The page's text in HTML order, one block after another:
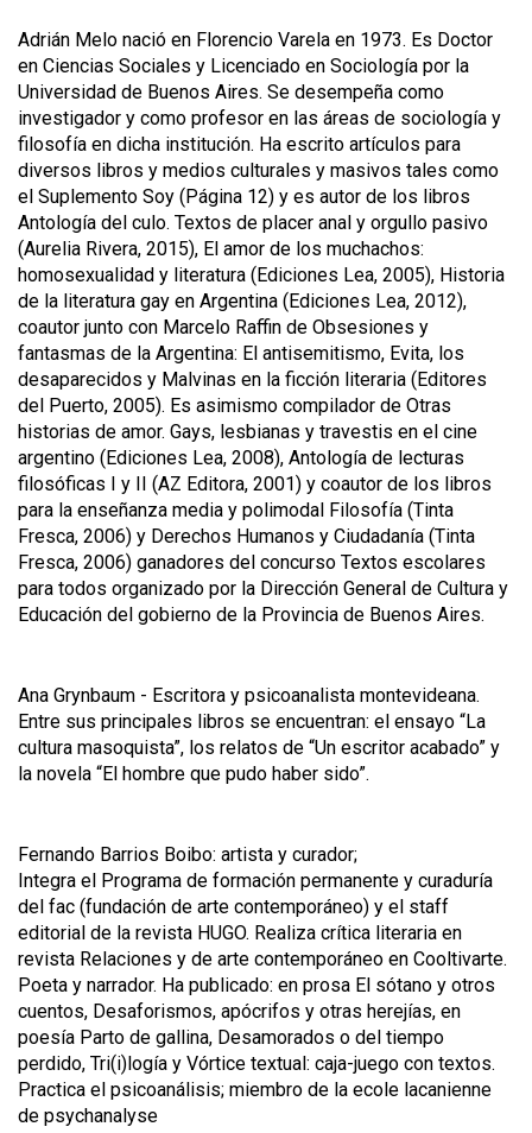
Adrián Melo nació en Florencio Varela en 1973. Es Doctor
en Ciencias Sociales y Licenciado en Sociología por la
Universidad de Buenos Aires. Se desempeña como
investigador y como profesor en las áreas de sociología y
filosofía en dicha institución. Ha escrito artículos para
diversos libros y medios culturales y masivos tales como
el Suplemento Soy (Página 12) y es autor de los libros
Antología del culo. Textos de placer anal y orgullo pasivo
(Aurelia Rivera, 2015), El amor de los muchachos:
homosexualidad y literatura (Ediciones Lea, 2005), Historia
de la literatura gay en Argentina (Ediciones Lea, 2012),
coautor junto con Marcelo Raffin de Obsesiones y
fantasmas de la Argentina: El antisemitismo, Evita, los
desaparecidos y Malvinas en la ficción literaria (Editores
del Puerto, 2005). Es asimismo compilador de Otras
historias de amor. Gays, lesbianas y travestis en el cine
argentino (Ediciones Lea, 2008), Antología de lecturas
filosóficas I y II (AZ Editora, 2001) y coautor de los libros
para la enseñanza media y polimodal Filosofía (Tinta
Fresca, 2006) y Derechos Humanos y Ciudadanía (Tinta
Fresca, 2006) ganadores del concurso Textos escolares
para todos organizado por la Dirección General de Cultura y
Educación del gobierno de la Provincia de Buenos Aires.
Ana Grynbaum - Escritora y psicoanalista montevideana.
Entre sus principales libros se encuentran: el ensayo “La
cultura masoquista”, los relatos de “Un escritor acabado” y
la novela “El hombre que pudo haber sido”.
Fernando Barrios Boibo: artista y curador;
Integra el Programa de formación permanente y curaduría
del fac (fundación de arte contemporáneo) y el staff
editorial de la revista HUGO. Realiza crítica literaria en
revista Relaciones y de arte contemporáneo en Cooltivarte.
Poeta y narrador. Ha publicado: en prosa El sótano y otros
cuentos, Desaforismos, apócrifos y otras herejías, en
poesía Parto de gallina, Desamorados o del tiempo
perdido, Tri(i)logía y Vórtice textual: caja-juego con textos.
Practica el psicoanálisis; miembro de la ecole lacanienne
de psychanalyse